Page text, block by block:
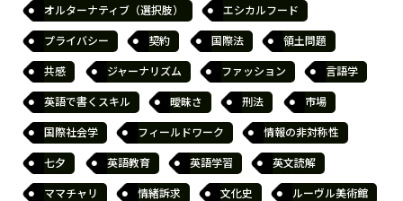
オルターナティブ（選択肢）
エシカルフード
プライバシー
契約 国際法
領土問題
共感
ジャーナリズム ファッション
言語学
英語で書くスキル
曖昧さ 刑法
市場
国際社会学
フィールドワーク
情報の非対称性
七夕
英語教育 英語学習
英文読解
ママチャリ
情緒訴求 文化史
ルーヴル美術館